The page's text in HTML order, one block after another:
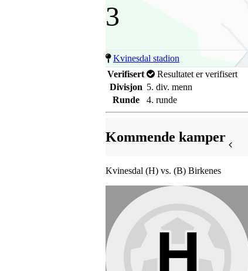
3
Kvinesdal stadion
Verifisert
Resultatet er verifisert
Divisjon 5. div. menn
Runde
4. runde
Kommende kamper
Kvinesdal (H) vs. (B) Birkenes